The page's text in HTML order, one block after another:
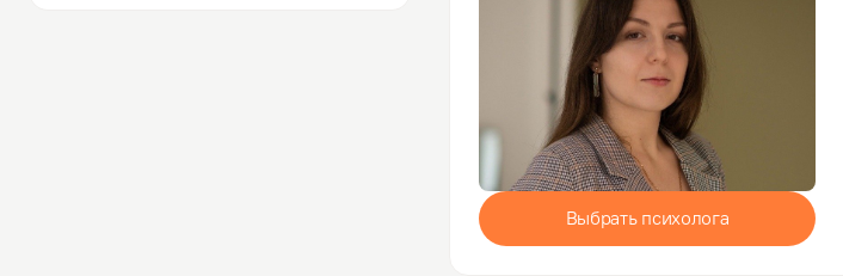
Выбрать психолога